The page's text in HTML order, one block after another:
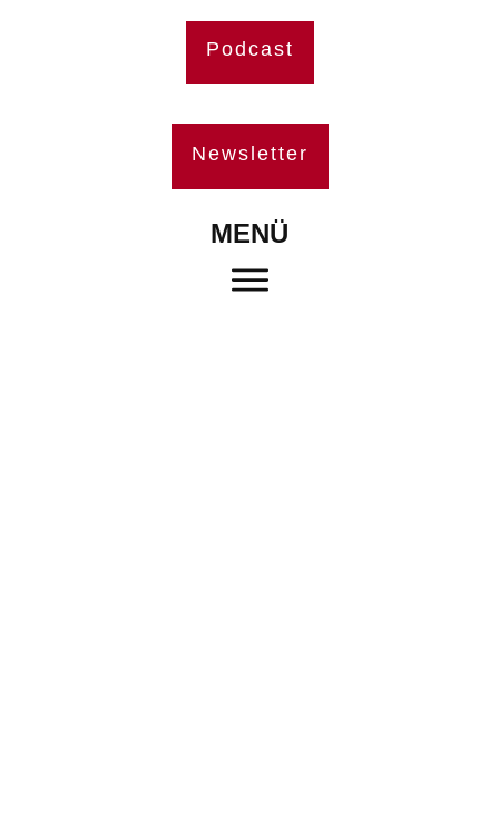
Podcast
Newsletter
MENÜ